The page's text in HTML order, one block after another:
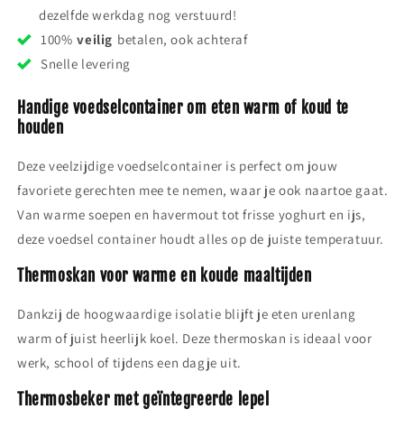
dezelfde werkdag nog verstuurd!
100% veilig betalen, ook achteraf
Snelle levering
Handige voedselcontainer om eten warm of koud te
houden
Deze veelzijdige voedselcontainer is perfect om jouw
favoriete gerechten mee te nemen, waar je ook naartoe gaat.
Van warme soepen en havermout tot frisse yoghurt en ijs,
deze voedsel container houdt alles op de juiste temperatuur.
Thermoskan voor warme en koude maaltijden
Dankzij de hoogwaardige isolatie blijft je eten urenlang
warm of juist heerlijk koel. Deze thermoskan is ideaal voor
werk, school of tijdens een dagje uit.
Thermosbeker met geïntegreerde lepel